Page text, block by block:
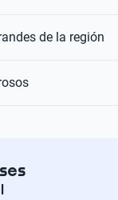
de la región